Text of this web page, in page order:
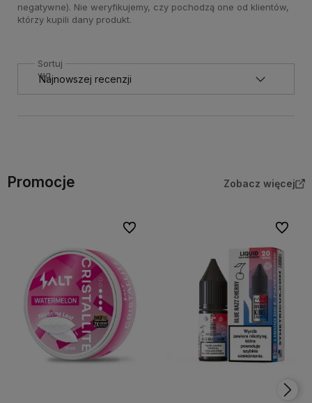
negatywne). Nie weryfikujemy, czy pochodzą one od klientów,
którzy kupili dany produkt.
Sortuj
wg
Promocje Zobacz więcej
Do ulubionych Do